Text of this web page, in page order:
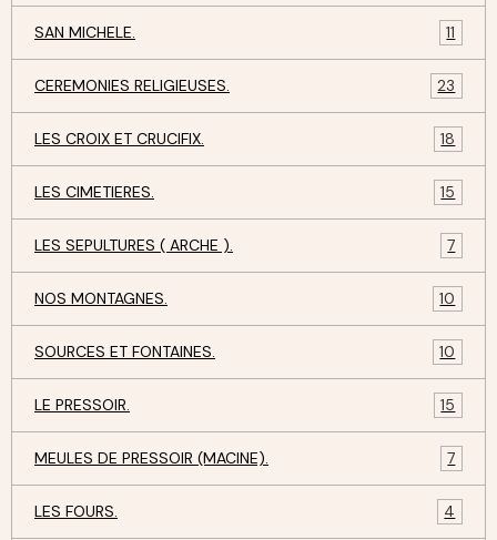
SAN MICHELE. 11
CEREMONIES RELIGIEUSES. 23
LES CROIX ET CRUCIFIX. 18
LES CIMETIERES. 15
LES SEPULTURES ( ARCHE ). 7
NOS MONTAGNES. 10
SOURCES ET FONTAINES. 10
LE PRESSOIR. 15
MEULES DE PRESSOIR (MACINE). 7
LES FOURS. 4